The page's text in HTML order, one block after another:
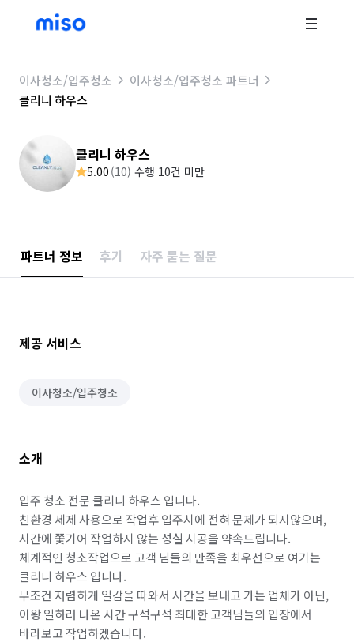
이사청소/입주청소
이사청소/입주청소 파트너
클리니 하우스
클리니 하우스
5.00 (10) 수행 10건 미만
파트너 정보 후기 자주 묻는 질문
제공 서비스
이사청소/입주청소
소개
입주 청소 전문 클리니 하우스 입니다.
친환경 세제 사용으로 작업후 입주시에 전혀 문제가 되지않으며,
시간에 쫓기어 작업하지 않는 성실 시공을 약속드립니다.
체계적인 청소작업으로 고객 님들의 만족을 최우선으로 여기는
클리니 하우스 입니다.
무조건 저렴하게 일감을 따와서 시간을 보내고 가는 업체가 아닌,
이왕 일하러 나온 시간 구석구석 최대한 고객님들의 입장에서
바라보고 작업하겠습니다.